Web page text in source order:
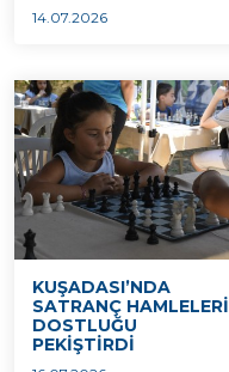
14.07.2026
KUŞADASI’NDA
SATRANÇ HAMLELERİ
DOSTLUĞU
PEKİŞTİRDİ